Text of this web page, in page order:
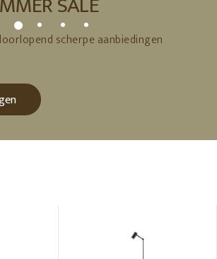
scherpe aanbiedingen